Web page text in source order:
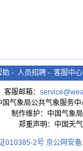
助 - 人员招聘 - 客服中心
客服邮箱：
气象局公共气象服务
制作维护：中国气象
郑重声明：中国天
010385-2号 京公网安